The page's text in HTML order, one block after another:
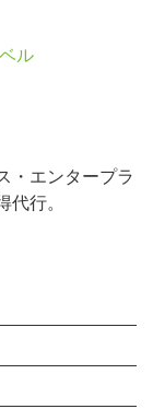
ル
・エンタープラ
代行。